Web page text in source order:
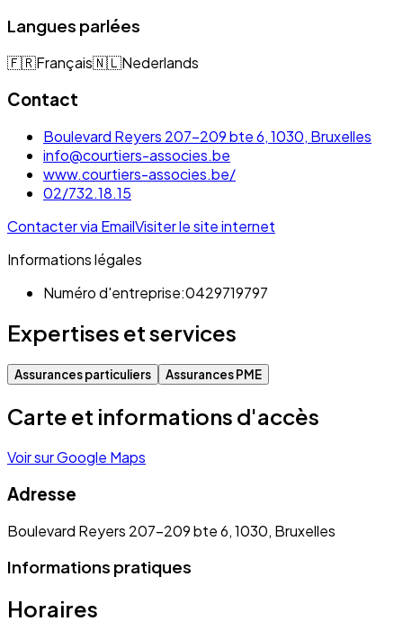
Langues parlées
🇫🇷Français🇳🇱Nederlands
Contact
Boulevard Reyers 207-209 bte 6, 1030, Bruxelles
info@courtiers-associes.be
www.courtiers-associes.be/
02/732.18.15
Contacter via EmailVisiter le site internet
Informations légales
Numéro d'entreprise:0429719797
Expertises et services
Assurances particuliers Assurances PME
Carte et informations d'accès
Voir sur Google Maps
Adresse
Boulevard Reyers 207-209 bte 6, 1030, Bruxelles
Informations pratiques
Horaires